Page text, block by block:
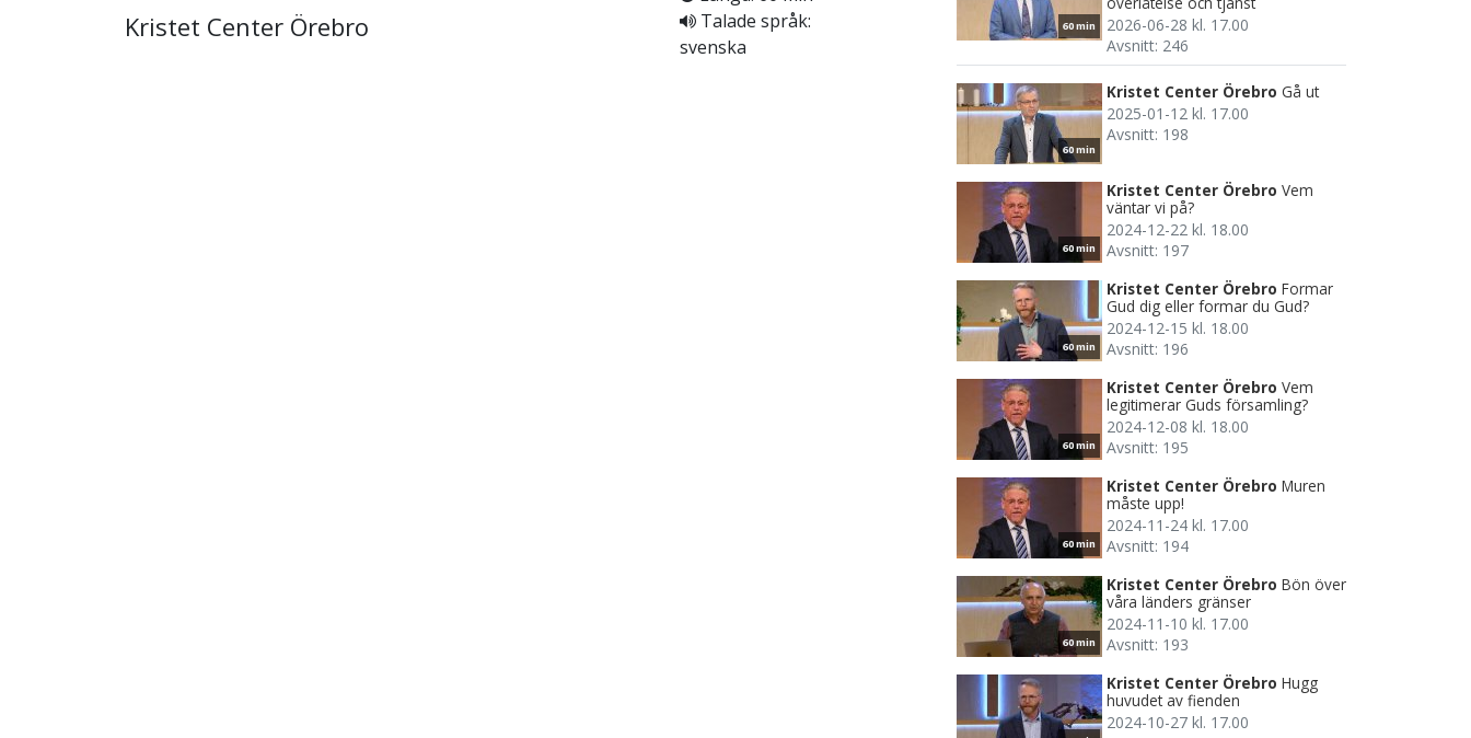
Kristet Center Örebro
Talade språk:
svenska
60 min
2026-06-28 kl. 17.00
Avsnitt: 246
60 min
Kristet Center Örebro Gå ut
2025-01-12 kl. 17.00
Avsnitt: 198
60 min
Kristet Center Örebro Vem
väntar vi på?
2024-12-22 kl. 18.00
Avsnitt: 197
60 min
Kristet Center Örebro Formar
Gud dig eller formar du Gud?
2024-12-15 kl. 18.00
Avsnitt: 196
60 min
Kristet Center Örebro Vem
legitimerar Guds församling?
2024-12-08 kl. 18.00
Avsnitt: 195
60 min
Kristet Center Örebro Muren
måste upp!
2024-11-24 kl. 17.00
Avsnitt: 194
60 min
Kristet Center Örebro Bön över
våra länders gränser
2024-11-10 kl. 17.00
Avsnitt: 193
Kristet Center Örebro Hugg
huvudet av fienden
2024-10-27 kl. 17.00